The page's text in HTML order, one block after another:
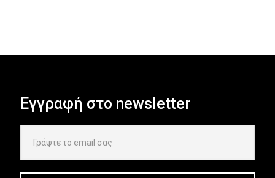
Εγγραφή στο newsletter